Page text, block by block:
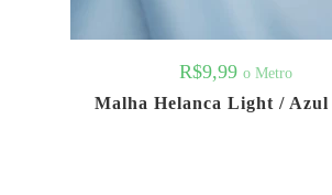
R$9,99 o Metro
Malha Helanca Light / Azul